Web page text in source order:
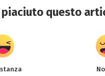
piaciuto questo